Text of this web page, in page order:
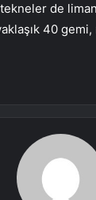
de
40